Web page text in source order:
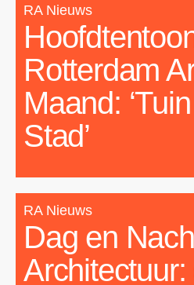
RA Nieuws
Rotterdam
Maand:
Stad’
RA Nieuws
Dag en